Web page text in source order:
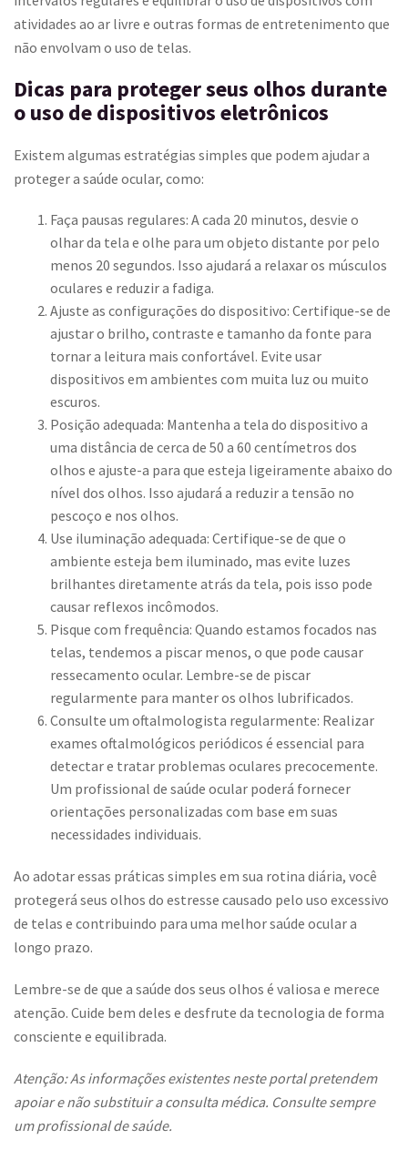
atividades ao ar livre e outras formas de entretenimento que
não envolvam o uso de telas.
Dicas para proteger seus olhos durante
o uso de dispositivos eletrônicos
Existem algumas estratégias simples que podem ajudar a
proteger a saúde ocular, como:
Faça pausas regulares: A cada 20 minutos, desvie o
olhar da tela e olhe para um objeto distante por pelo
menos 20 segundos. Isso ajudará a relaxar os músculos
oculares e reduzir a fadiga.
Ajuste as configurações do dispositivo: Certifique-se de
ajustar o brilho, contraste e tamanho da fonte para
tornar a leitura mais confortável. Evite usar
dispositivos em ambientes com muita luz ou muito
escuros.
Posição adequada: Mantenha a tela do dispositivo a
uma distância de cerca de 50 a 60 centímetros dos
olhos e ajuste-a para que esteja ligeiramente abaixo do
nível dos olhos. Isso ajudará a reduzir a tensão no
pescoço e nos olhos.
Use iluminação adequada: Certifique-se de que o
ambiente esteja bem iluminado, mas evite luzes
brilhantes diretamente atrás da tela, pois isso pode
causar reflexos incômodos.
Pisque com frequência: Quando estamos focados nas
telas, tendemos a piscar menos, o que pode causar
ressecamento ocular. Lembre-se de piscar
regularmente para manter os olhos lubrificados.
Consulte um oftalmologista regularmente: Realizar
exames oftalmológicos periódicos é essencial para
detectar e tratar problemas oculares precocemente.
Um profissional de saúde ocular poderá fornecer
orientações personalizadas com base em suas
necessidades individuais.
Ao adotar essas práticas simples em sua rotina diária, você
protegerá seus olhos do estresse causado pelo uso excessivo
de telas e contribuindo para uma melhor saúde ocular a
longo prazo.
Lembre-se de que a saúde dos seus olhos é valiosa e merece
atenção. Cuide bem deles e desfrute da tecnologia de forma
consciente e equilibrada.
Atenção:As informações existentes neste portal pretendem
apoiar e não substituir a consulta médica. Consulte sempre
um profissional de saúde.